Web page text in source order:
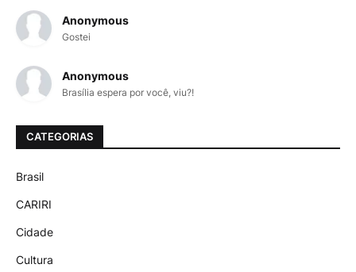
Anonymous
Gostei
Anonymous
Brasília espera por você, viu?!
CATEGORIAS
Brasil
CARIRI
Cidade
Cultura